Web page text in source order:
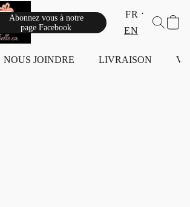
Abonnez vous à notre
page Facebook
FR
EN
NOUS JOINDRE LIVRAISON